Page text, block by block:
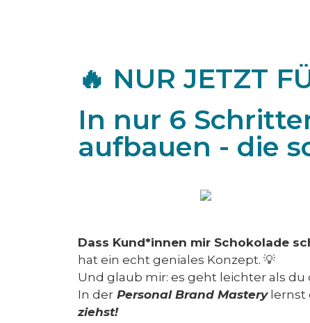
🔥 NUR JETZT
In nur 6
aufbauen - die
Dass Kund*innen mir Schokolade
hat ein echt geniales Konzept. 💡
Und glaub mir: es geht leichter als
In der Personal Brand Masterylernst
ziehst!